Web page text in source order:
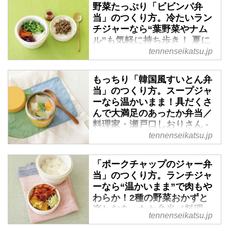
（『天然生活』2020年4月号掲
載）
野菜たっぷり「ビビンパ弁
当」のつくり方。冷たいラン
チジャーなら“葉野菜やナム
ル”も気軽に持ち歩き！ 夏に
もおすすめひんやり弁当／料
理家・瀬戸口しおりさん - 天
然生活web
（『天然生活』2020年4月号掲
載）
tennenseikatsu.jp
もっちり「韓国風すいとん弁
当」のつくり方。スープジャ
ーなら温かいまま！具だくさ
んで大満足のあったか弁当／
料理家・瀬戸口しおりさん -
tennenseikatsu.jp
「ポークチャップのジャー弁
当」のつくり方。ランチジャ
ーなら“温かいまま”で肉もや
わらか！2種の野菜おかずと
楽しむあったか弁当／料理
家・瀬戸口しおりさん - 天然
tennenseikatsu.jp